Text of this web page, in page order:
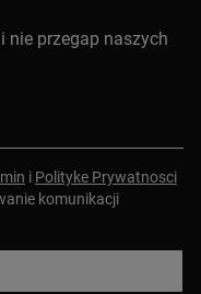
nie przegap naszych
i Polityke Prywatnosci
komunikacji